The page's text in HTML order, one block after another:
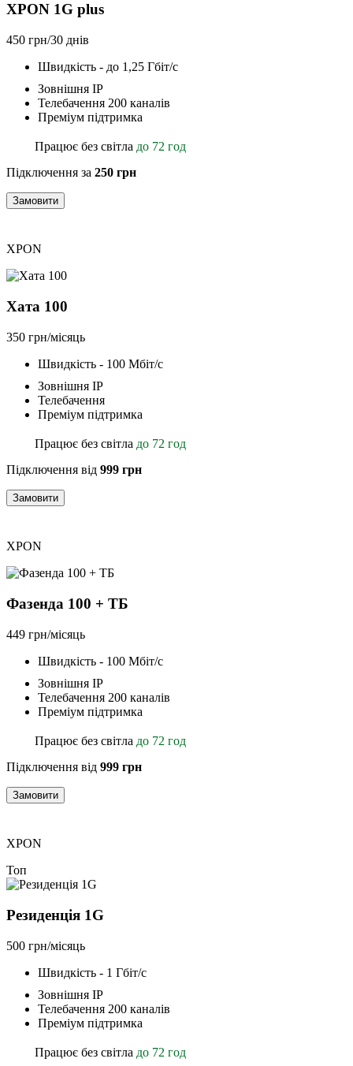
XPON 1G plus
450 грн/30 днів
Швидкість - до 1,25 Гбіт/с
Зовнішня ІР
Телебачення 200 каналів
Преміум підтримка
Працює без світла до 72 год
Підключення за 250 грн
Замовити
XPON
Хата 100
350 грн/місяць
Швидкість - 100 Мбіт/с
Зовнішня ІР
Телебачення
Преміум підтримка
Працює без світла до 72 год
Підключення від 999 грн
Замовити
XPON
Фазенда 100 + ТБ
449 грн/місяць
Швидкість - 100 Мбіт/с
Зовнішня ІР
Телебачення 200 каналів
Преміум підтримка
Працює без світла до 72 год
Підключення від 999 грн
Замовити
XPON
Топ
Резиденція 1G
500 грн/місяць
Швидкість - 1 Гбіт/с
Зовнішня ІР
Телебачення 200 каналів
Преміум підтримка
Працює без світла до 72 год